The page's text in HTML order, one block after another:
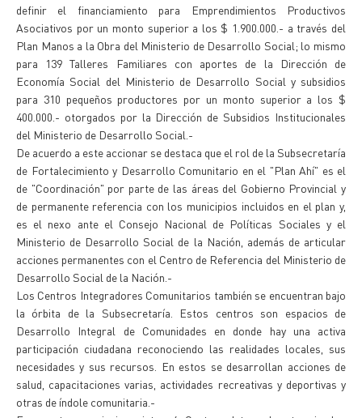
definir el financiamiento para Emprendimientos Productivos
Asociativos por un monto superior a los $ 1.900.000.- a través del
Plan Manos a la Obra del Ministerio de Desarrollo Social; lo mismo
para 139 Talleres Familiares con aportes de la Dirección de
Economía Social del Ministerio de Desarrollo Social y subsidios
para 310 pequeños productores por un monto superior a los $
400.000.- otorgados por la Dirección de Subsidios Institucionales
del Ministerio de Desarrollo Social.-
De acuerdo a este accionar se destaca que el rol de la Subsecretaría
de Fortalecimiento y Desarrollo Comunitario en el "Plan Ahí" es el
de "Coordinación" por parte de las áreas del Gobierno Provincial y
de permanente referencia con los municipios incluidos en el plan y,
es el nexo ante el Consejo Nacional de Políticas Sociales y el
Ministerio de Desarrollo Social de la Nación, además de articular
acciones permanentes con el Centro de Referencia del Ministerio de
Desarrollo Social de la Nación.-
Los Centros Integradores Comunitarios también se encuentran bajo
la órbita de la Subsecretaría. Estos centros son espacios de
Desarrollo Integral de Comunidades en donde hay una activa
participación ciudadana reconociendo las realidades locales, sus
necesidades y sus recursos. En estos se desarrollan acciones de
salud, capacitaciones varias, actividades recreativas y deportivas y
otras de índole comunitaria.-